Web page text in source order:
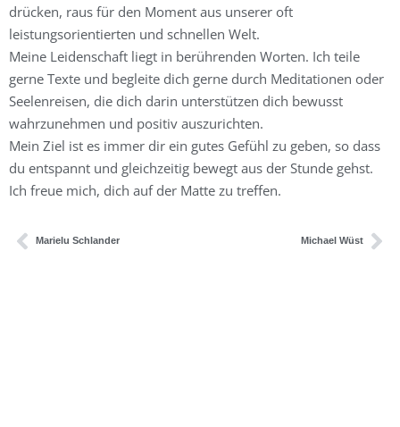
drücken, raus für den Moment aus unserer oft
leistungsorientierten und schnellen Welt.
Meine Leidenschaft liegt in berührenden Worten. Ich teile
gerne Texte und begleite dich gerne durch Meditationen oder
Seelenreisen, die dich darin unterstützen dich bewusst
wahrzunehmen und positiv auszurichten.
Mein Ziel ist es immer dir ein gutes Gefühl zu geben, so dass
du entspannt und gleichzeitig bewegt aus der Stunde gehst.
Ich freue mich, dich auf der Matte zu treffen.
Marielu Schlander Michael Wüst